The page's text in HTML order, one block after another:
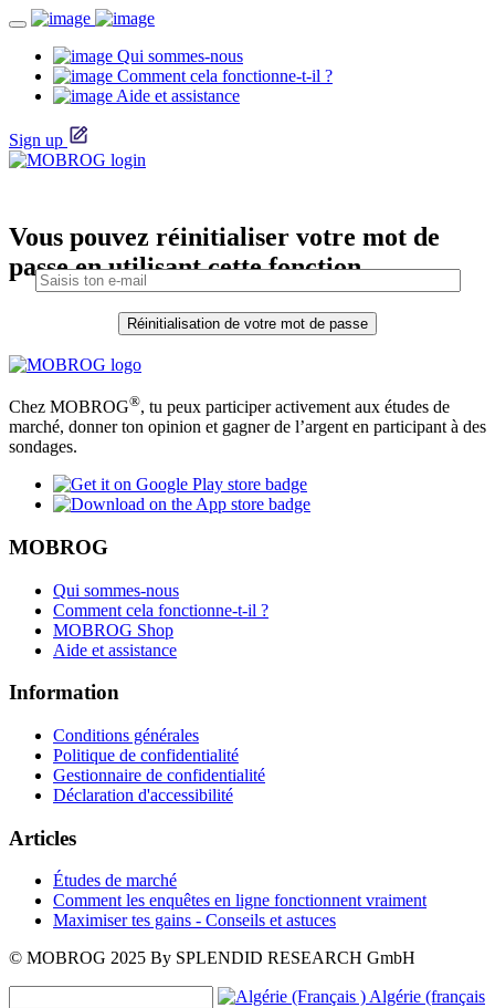
Qui sommes-nous
Comment cela fonctionne-t-il ?
Aide et assistance
Sign up
Vous pouvez réinitialiser votre mot de
passe en utilisant cette fonction.
Chez MOBROG®, tu peux participer activement aux études de
marché, donner ton opinion et gagner de l’argent en participant à des
sondages.
MOBROG
Qui sommes-nous
Comment cela fonctionne-t-il ?
MOBROG Shop
Aide et assistance
Information
Conditions générales
Politique de confidentialité
Gestionnaire de confidentialité
Déclaration d'accessibilité
Articles
Études de marché
Comment les enquêtes en ligne fonctionnent vraiment
Maximiser tes gains - Conseils et astuces
© MOBROG 2025 By SPLENDID RESEARCH GmbH
Algérie (français